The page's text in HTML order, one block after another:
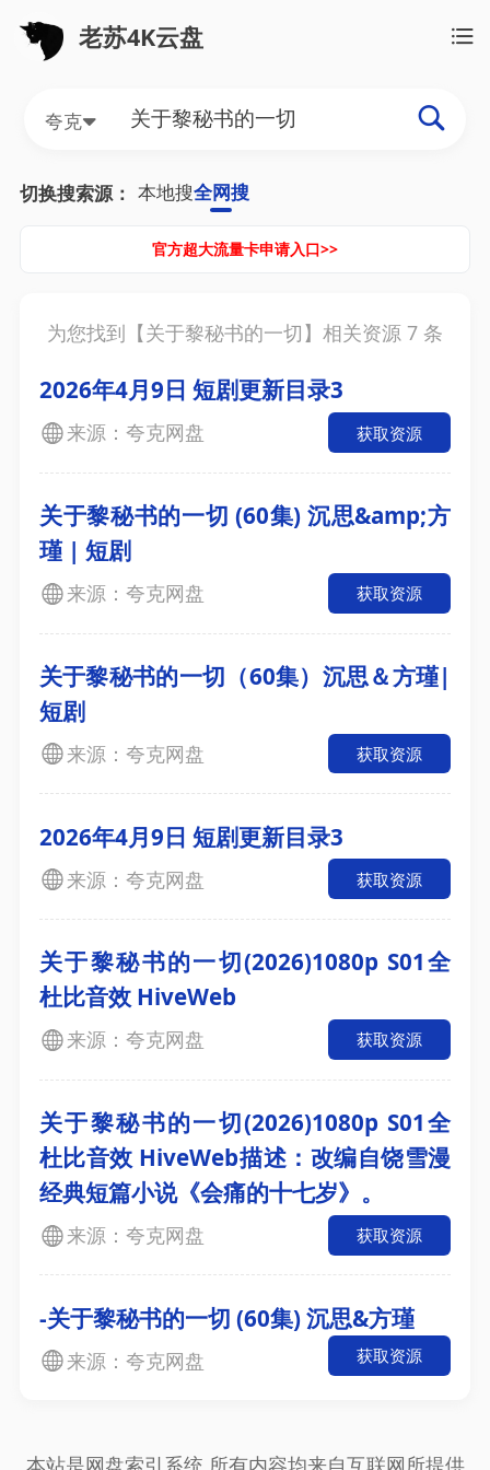
老苏4K云盘
夸克
切换搜索源： 本地搜全网搜
官方超大流量卡申请入口>>
为您找到【关于黎秘书的一切】相关资源 7 条
2026年4月9日 短剧更新目录3
来源：夸克网盘 获取资源
关于黎秘书的一切 (60集) 沉思&amp;方
瑾 | 短剧
来源：夸克网盘 获取资源
关于黎秘书的一切（60集）沉思＆方瑾|
短剧
来源：夸克网盘 获取资源
2026年4月9日 短剧更新目录3
来源：夸克网盘 获取资源
关于黎秘书的一切(2026)1080p S01全
杜比音效 HiveWeb
来源：夸克网盘 获取资源
关于黎秘书的一切(2026)1080p S01全
杜比音效 HiveWeb描述：改编自饶雪漫
经典短篇小说《会痛的十七岁》。
来源：夸克网盘 获取资源
-关于黎秘书的一切 (60集) 沉思&方瑾
来源：夸克网盘 获取资源
本站是网盘索引系统,所有内容均来自互联网所提供